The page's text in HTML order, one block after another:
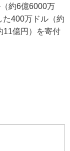
約6億6000万
た400万ドル（約
11億円）を寄付